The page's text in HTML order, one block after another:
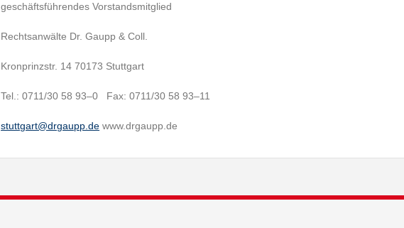
geschäftsführendes Vorstandsmitglied
Rechtsanwälte Dr. Gaupp & Coll.
Kronprinzstr. 14 70173 Stuttgart
Tel.: 0711/30 58 93–0 Fax: 0711/30 58 93–11
stuttgart@drgaupp.de www.drgaupp.de